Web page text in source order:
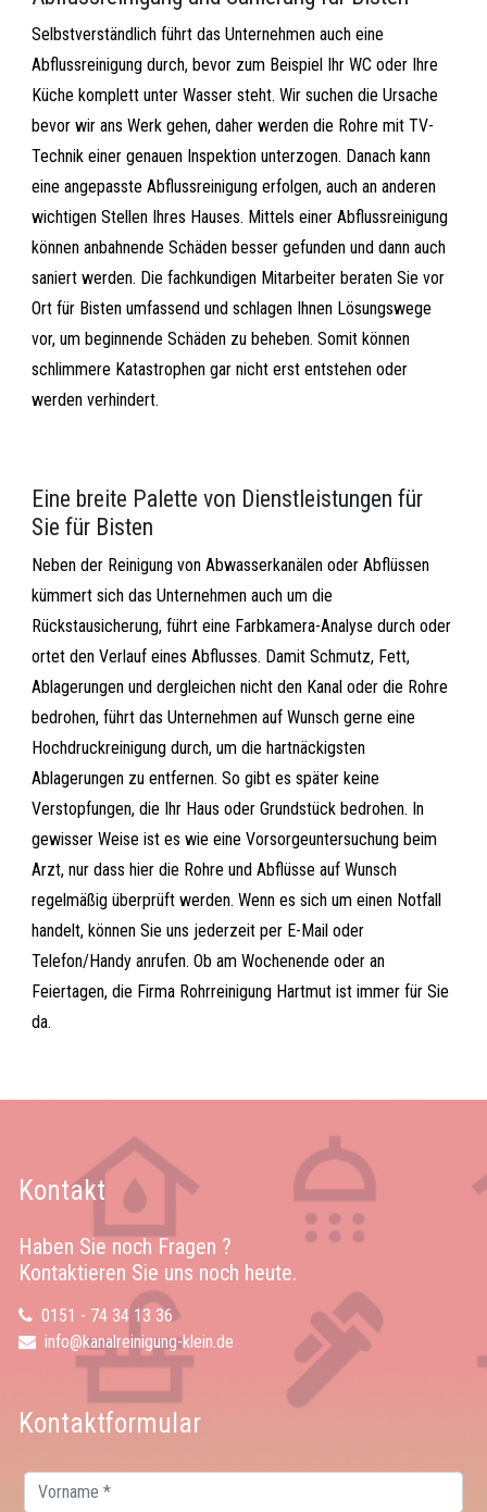
Selbstverständlich führt das Unternehmen auch eine
Abflussreinigung durch, bevor zum Beispiel Ihr WC oder Ihre
Küche komplett unter Wasser steht. Wir suchen die Ursache
bevor wir ans Werk gehen, daher werden die Rohre mit TV-
Technik einer genauen Inspektion unterzogen. Danach kann
eine angepasste Abflussreinigung erfolgen, auch an anderen
wichtigen Stellen Ihres Hauses. Mittels einer Abflussreinigung
können anbahnende Schäden besser gefunden und dann auch
saniert werden. Die fachkundigen Mitarbeiter beraten Sie vor
Ort für Bisten umfassend und schlagen Ihnen Lösungswege
vor, um beginnende Schäden zu beheben. Somit können
schlimmere Katastrophen gar nicht erst entstehen oder
werden verhindert.
Eine breite Palette von Dienstleistungen für
Sie für Bisten
Neben der Reinigung von Abwasserkanälen oder Abflüssen
kümmert sich das Unternehmen auch um die
Rückstausicherung, führt eine Farbkamera-Analyse durch oder
ortet den Verlauf eines Abflusses. Damit Schmutz, Fett,
Ablagerungen und dergleichen nicht den Kanal oder die Rohre
bedrohen, führt das Unternehmen auf Wunsch gerne eine
Hochdruckreinigung durch, um die hartnäckigsten
Ablagerungen zu entfernen. So gibt es später keine
Verstopfungen, die Ihr Haus oder Grundstück bedrohen. In
gewisser Weise ist es wie eine Vorsorgeuntersuchung beim
Arzt, nur dass hier die Rohre und Abflüsse auf Wunsch
regelmäßig überprüft werden. Wenn es sich um einen Notfall
handelt, können Sie uns jederzeit per E-Mail oder
Telefon/Handy anrufen. Ob am Wochenende oder an
Feiertagen, die Firma Rohrreinigung Hartmut ist immer für Sie
da.
Kontakt
Haben Sie noch Fragen ?
Kontaktieren Sie uns noch heute.
0151 - 74 34 13 36
info@kanalreinigung-klein.de
Kontaktformular